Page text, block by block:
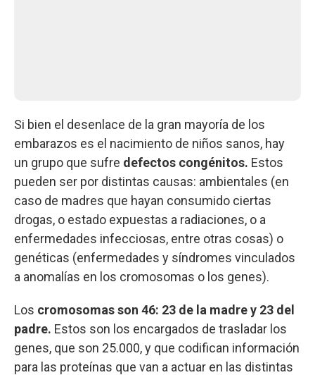
Si bien el desenlace de la gran mayoría de los
embarazos es el nacimiento de niños sanos, hay
un grupo que sufre defectos congénitos. Estos
pueden ser por distintas causas: ambientales (en
caso de madres que hayan consumido ciertas
drogas, o estado expuestas a radiaciones, o a
enfermedades infecciosas, entre otras cosas) o
genéticas (enfermedades y síndromes vinculados
a anomalías en los cromosomas o los genes).
Los cromosomas son 46: 23 de la madre y 23 del
padre. Estos son los encargados de trasladar los
genes, que son 25.000, y que codifican información
para las proteínas que van a actuar en las distintas